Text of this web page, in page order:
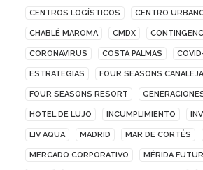
CENTROS LOGÍSTICOS CENTRO
CHABLÉ MAROMA CMDX
CORONAVIRUS COSTA PALMAS
ESTRATEGIAS FOUR SEASONS
FOUR SEASONS RESORT
HOTEL DE LUJO INCUMPLIMIENTO
LIV AQUA MADRID MAR DE CORTÉS
MERCADO CORPORATIVO MÉRIDA